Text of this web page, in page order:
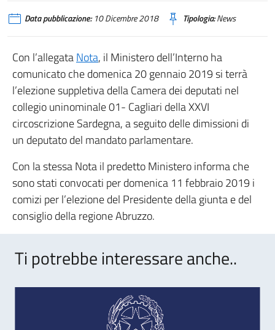
Data pubblicazione:10 Dicembre 2018 Tipologia:News
Con l’allegataNota, il Ministero dell’Interno ha
comunicato che domenica 20 gennaio 2019 si terrà
l’elezione suppletiva della Camera dei deputati nel
collegio uninominale 01- Cagliari della XXVI
circoscrizione Sardegna, a seguito delle dimissioni di
un deputato del mandato parlamentare.
Con la stessa Nota il predetto Ministero informa che
sono stati convocati per domenica 11 febbraio 2019 i
comizi per l’elezione del Presidente della giunta e del
consiglio della regione Abruzzo.
Ti potrebbe interessare anche..